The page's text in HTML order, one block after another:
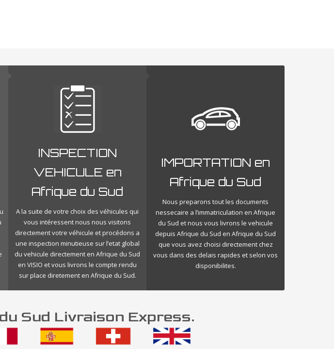
INSPECTION
VEHICULE en
Afrique du Sud
A la suite de votre choix des véhicules qui
vous intéressent nous nous visitons
directement votre véhicule et procédons a
une inspection minutieuse sur l’etat global
du vehicule directement en Afrique du Sud
en VISIO et vous livrons le compte rendu
sur place diretement en Afrique du Sud.
IMPORTATION en
Afrique du Sud
Nous preparons tout les documents
nessecaire a l’immatriculation en Afrique
du Sud et nous vous livrons le vehicule
depuis Afrique du Sud en Afrique du Sud
que vous avez choisi directement chez
vous dans des delais rapides et selon vos
disponibilites.
Sud Livraison Express.